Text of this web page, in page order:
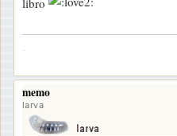
s
i
o
memo
larva